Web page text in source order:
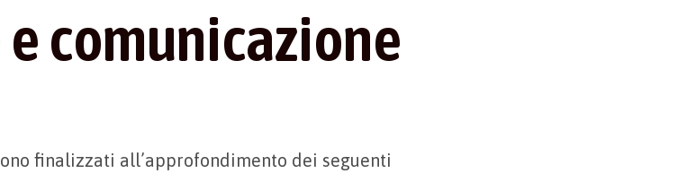
comunicazione
finalizzati all’approfondimento dei seguenti